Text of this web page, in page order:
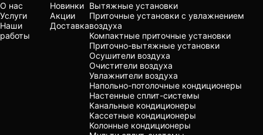
О нас
Услуги
Наши
работы
Новинки
Акции
Доставка
Вытяжные установки
Приточные установки с увлажнением
воздуха
Компактные приточные установки
Приточно-вытяжные установки
Осушители воздуха
Очистители воздуха
Увлажнители воздуха
Напольно-потолочные кондиционеры
Настенные сплит-системы
Канальные кондиционеры
Кассетные кондиционеры
Колонные кондиционеры